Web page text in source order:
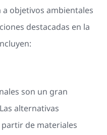
objetivos ambientales
destacadas en la
son un gran
alternativas
de materiales